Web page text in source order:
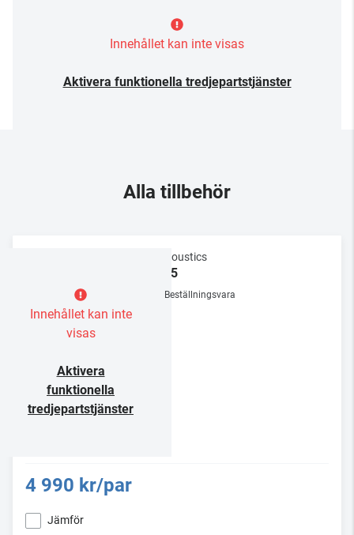
Innehållet kan inte visas
Aktivera funktionella tredjepartstjänster
Alla tillbehör
Innehållet kan inte
visas
Aktivera
funktionella
tredjepartstjänster
Q Acoustics
FS75
Beställningsvara
4 990 kr/par
Jämför